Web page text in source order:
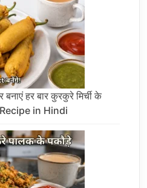
बनाएं हर बार कुरकुरे मिर्ची के
in Hindi